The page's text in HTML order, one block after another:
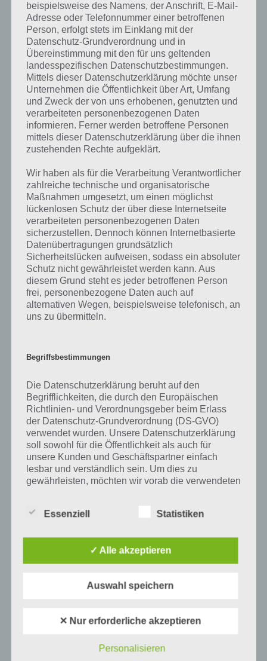
Du findest Lösungen auch ohne unsere Hilfe, indem du in der App
Münzen einsetzt. Da diese jedoch begrenzt sind, hast du hier stets
die Möglichkeit alle Antworten zu finden!
Die obige Lösung stimmt leider nicht mehr?
Wenn die Lösung, die wir dir oben Gerät für Gartenarbeit vorgestellt
haben, nicht mehr aktuell sein sollte oder ein Wort in der Lösung
von 94 Prozent fehlt, so teile uns die korrekten Lösungen einfach in
den Kommentaren mit. Nur so können wir stets die aktuellen
geben. Da die Entwickler die Lösungen immer mal wieder verändern.
Darum geht es bei 94%
Was ist 94%? In der App 94% musst du auf Basis eines Bildes oder
einer Aussage die Antworten herausfinden, die von anderen Spielern
am häufigsten genannt worden sind. Nur so kannst du das nächste
Level freischalten. Zusammenaddiert ergeben alle Antworten 94
Prozent, wovon die App ihren Namen hat. Entsprechend ist 94
Prozent ein Wort und Rätsel-Spiel. Bereits über 10 Millionen mal
wurde die App mittlerweile heruntergeladen und gehört mit zu den
erfolgreichsten Spiele Apps in diesem Genre im Google Play Store
Auf WhatsApp teilen Teilen auf Facebook
Tweet auf Twitter
Mehr Artikel hier auf Touchportal
beispielsweise des Namens, der Anschrift, E-Mail-
Adresse oder Telefonnummer einer betroffenen
Person, erfolgt stets im Einklang mit der
Datenschutz-Grundverordnung und in
Übereinstimmung mit den für uns geltenden
landesspezifischen Datenschutzbestimmungen.
Mittels dieser Datenschutzerklärung möchte unser
Unternehmen die Öffentlichkeit über Art, Umfang
und Zweck der von uns erhobenen, genutzten und
verarbeiteten personenbezogenen Daten
informieren. Ferner werden betroffene Personen
mittels dieser Datenschutzerklärung über die ihnen
zustehenden Rechte aufgeklärt.
Wir haben als für die Verarbeitung Verantwortlicher
zahlreiche technische und organisatorische
Maßnahmen umgesetzt, um einen möglichst
lückenlosen Schutz der über diese Internetseite
verarbeiteten personenbezogenen Daten
sicherzustellen. Dennoch können Internetbasierte
Datenübertragungen grundsätzlich
Sicherheitslücken aufweisen, sodass ein absoluter
Schutz nicht gewährleistet werden kann. Aus
diesem Grund steht es jeder betroffenen Person
frei, personenbezogene Daten auch auf
alternativen Wegen, beispielsweise telefonisch, an
uns zu übermitteln.
Begriffsbestimmungen
Die Datenschutzerklärung beruht auf den
Begrifflichkeiten, die durch den Europäischen
Richtlinien- und Verordnungsgeber beim Erlass
der Datenschutz-Grundverordnung (DS-GVO)
verwendet wurden. Unsere Datenschutzerklärung
soll sowohl für die Öffentlichkeit als auch für
unsere Kunden und Geschäftspartner einfach
lesbar und verständlich sein. Um dies zu
gewährleisten, möchten wir vorab die verwendeten
Wir verwenden in dieser Datenschutzerklärung
oder identifizierbare natürliche Person (im
Als identifizierbar wird eine natürliche
Essenziell Statistiken
✓ Alle akzeptieren
Auswahl speichern
✕ Nur erforderliche akzeptieren
Personalisieren